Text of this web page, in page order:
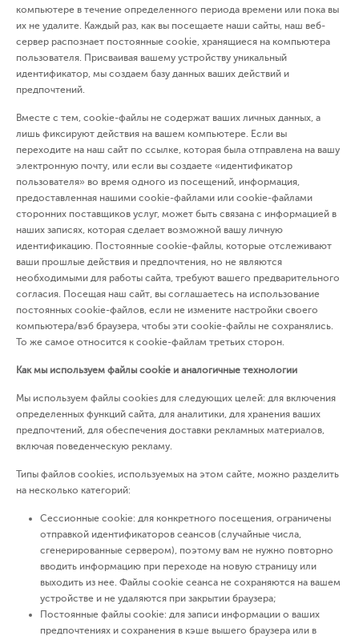
компьютере в течение определенного периода времени или пока вы
их не удалите. Каждый раз, как вы посещаете наши сайты, наш веб-
сервер распознает постоянные cookie, хранящиеся на компьютера
пользователя. Присваивая вашему устройству уникальный
идентификатор, мы создаем базу данных ваших действий и
предпочтений.
Вместе с тем, cookie-файлы не содержат ваших личных данных, а
лишь фиксируют действия на вашем компьютере. Если вы
переходите на наш сайт по ссылке, которая была отправлена на вашу
электронную почту, или если вы создаете «идентификатор
пользователя» во время одного из посещений, информация,
предоставленная нашими cookie-файлами или cookie-файлами
сторонних поставщиков услуг, может быть связана с информацией в
наших записях, которая сделает возможной вашу личную
идентификацию. Постоянные cookie-файлы, которые отслеживают
ваши прошлые действия и предпочтения, но не являются
необходимыми для работы сайта, требуют вашего предварительного
согласия. Посещая наш сайт, вы соглашаетесь на использование
постоянных cookie-файлов, если не измените настройки своего
компьютера/вэб браузера, чтобы эти cookie-файлы не сохранялись.
То же самое относится к cookie-файлам третьих сторон.
Как мы используем файлы cookie и аналогичные технологии
Мы используем файлы cookies для следующих целей: для включения
определенных функций сайта, для аналитики, для хранения ваших
предпочтений, для обеспечения доставки рекламных материалов,
включая поведенческую рекламу.
Типы файлов cookies, используемых на этом сайте, можно разделить
на несколько категорий:
Сессионные cookie: для конкретного посещения, ограничены
отправкой идентификаторов сеансов (случайные числа,
сгенерированные сервером), поэтому вам не нужно повторно
вводить информацию при переходе на новую страницу или
выходить из нее. Файлы cookie сеанса не сохраняются на вашем
устройстве и не удаляются при закрытии браузера;
Постоянные файлы cookie: для записи информации о ваших
предпочтениях и сохранения в кэше вышего браузера или в